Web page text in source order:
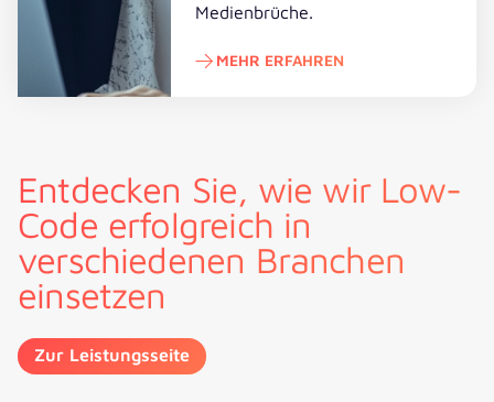
Medienbrüche.
MEHR ERFAHREN
Entdecken Sie, wie wir Low-
Code erfolgreich in
verschiedenen Branchen
einsetzen
Zur Leistungsseite